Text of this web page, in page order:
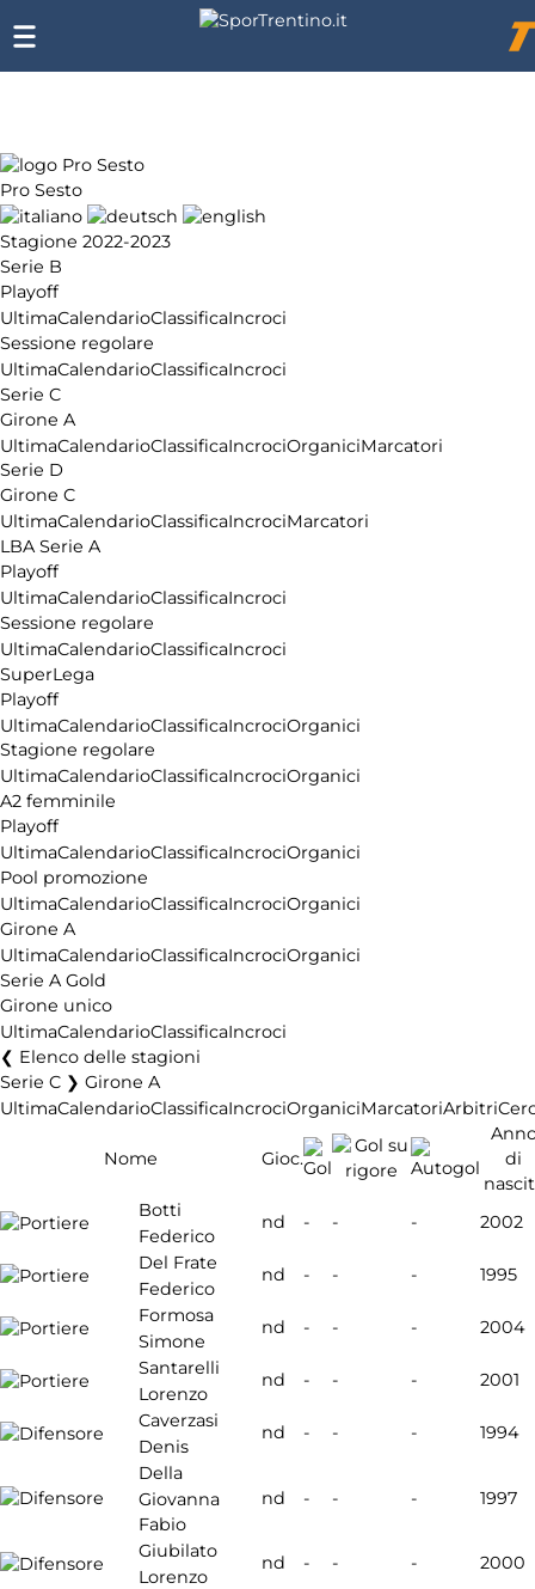
Pro Sesto
Stagione 2022-2023
Serie B
Playoff
UltimaCalendarioClassificaIncroci
Sessione regolare
UltimaCalendarioClassificaIncroci
Serie C
Girone A
UltimaCalendarioClassificaIncrociOrganiciMarcatori
Serie D
Girone C
UltimaCalendarioClassificaIncrociMarcatori
LBA Serie A
Playoff
UltimaCalendarioClassificaIncroci
Sessione regolare
UltimaCalendarioClassificaIncroci
SuperLega
Playoff
UltimaCalendarioClassificaIncrociOrganici
Stagione regolare
UltimaCalendarioClassificaIncrociOrganici
A2 femminile
Playoff
UltimaCalendarioClassificaIncrociOrganici
Pool promozione
UltimaCalendarioClassificaIncrociOrganici
Girone A
UltimaCalendarioClassificaIncrociOrganici
Serie A Gold
Girone unico
UltimaCalendarioClassificaIncroci
Elenco delle stagioni
Serie C ❯ Girone A
UltimaCalendarioClassificaIncrociOrganiciMarcatoriArbitri
Nome Gioc.
di
Botti
Federico
nd - - -
2002
Del Frate
Federico
nd - - -
1995
Formosa
Simone
nd - - -
2004
Santarelli
Lorenzo
nd - - -
2001
Caverzasi
Denis
nd - - -
1994
Della
Giovanna
Fabio
nd - - - 1997
Giubilato
Lorenzo
nd - - -
2000
SporTrentino.it
Pubblicità